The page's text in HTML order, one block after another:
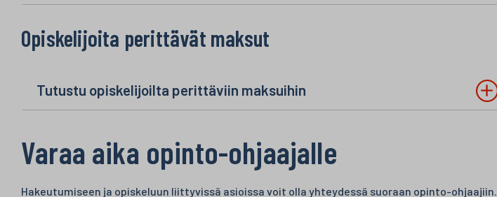
Opiskelijoita perittävät maksut
Tutustu opiskelijoilta perittäviin maksuihin
Varaa aika opinto-ohjaajalle
Hakeutumiseen ja opiskeluun liittyvissä asioissa voit olla yhteydessä suoraan opinto-ohjaajiin.